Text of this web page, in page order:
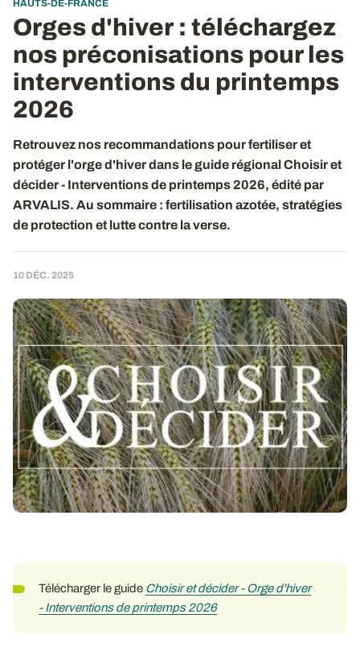
HAUTS-DE-FRANCE
Orges d'hiver : téléchargez
nos préconisations pour les
interventions du printemps
2026
Retrouvez nos recommandations pour fertiliser et
protéger l'orge d'hiver dans le guide régional Choisir et
décider - Interventions de printemps 2026, édité par
ARVALIS. Au sommaire : fertilisation azotée, stratégies
de protection et lutte contre la verse.
10 DÉC. 2025
Télécharger le guide Choisir et décider - Orge d'hiver
- Interventions de printemps 2026